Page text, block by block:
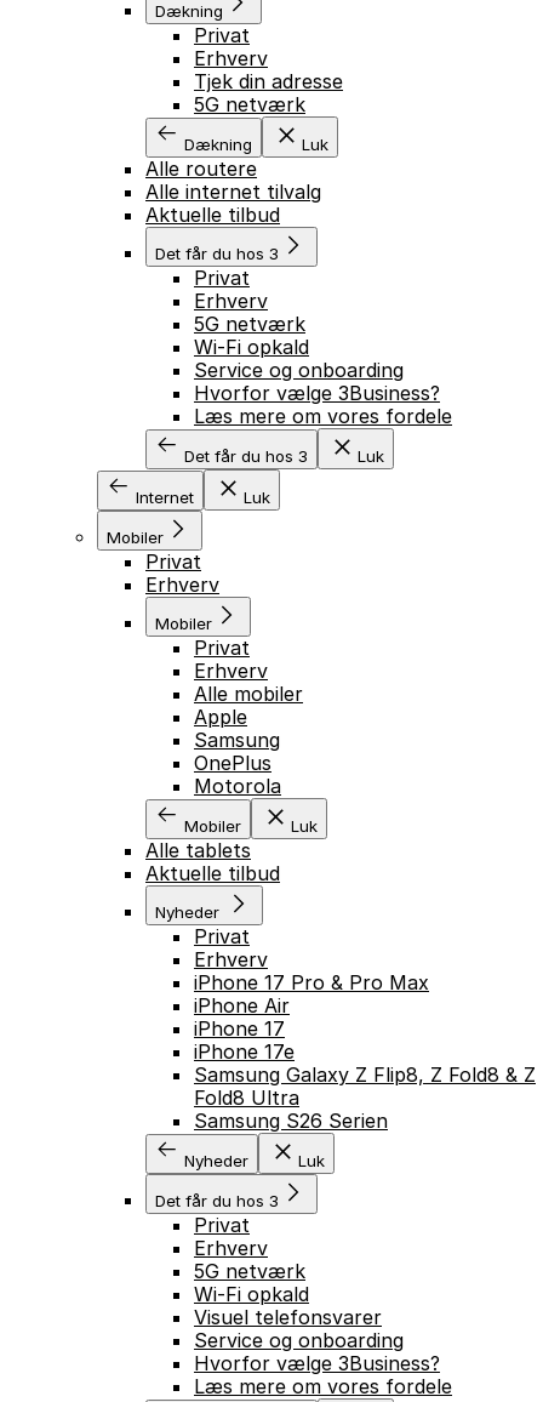
Dækning
Privat
Erhverv
Tjek din adresse
5G netværk
Dækning Luk
Alle routere
Alle internet tilvalg
Aktuelle tilbud
Det får du hos 3
Privat
Erhverv
5G netværk
Wi-Fi opkald
Service og onboarding
Hvorfor vælge 3Business?
Læs mere om vores fordele
Det får du hos 3 Luk
Internet Luk
Mobiler
Privat
Erhverv
Mobiler
Privat
Erhverv
Alle mobiler
Apple
Samsung
OnePlus
Motorola
Mobiler Luk
Alle tablets
Aktuelle tilbud
Nyheder
Privat
Erhverv
iPhone 17 Pro & Pro Max
iPhone Air
iPhone 17
iPhone 17e
Samsung Galaxy Z Flip8, Z Fold8 & Z
Fold8 Ultra
Samsung S26 Serien
Nyheder Luk
Det får du hos 3
Privat
Erhverv
5G netværk
Wi-Fi opkald
Visuel telefonsvarer
Service og onboarding
Hvorfor vælge 3Business?
Læs mere om vores fordele